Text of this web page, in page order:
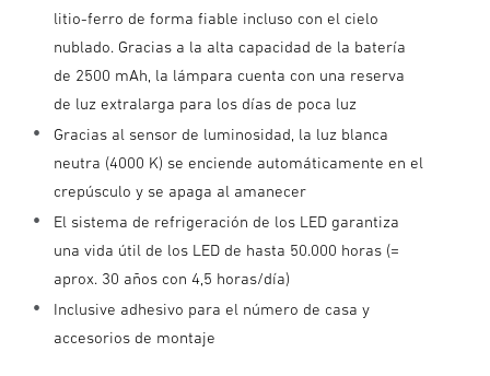
litio-ferro de forma fiable incluso con el cielo
nublado. Gracias a la alta capacidad de la batería
de 2500 mAh, la lámpara cuenta con una reserva
de luz extralarga para los días de poca luz
Gracias al sensor de luminosidad, la luz blanca
neutra (4000 K) se enciende automáticamente en el
crepúsculo y se apaga al amanecer
El sistema de refrigeración de los LED garantiza
una vida útil de los LED de hasta 50.000 horas (=
aprox. 30 años con 4,5 horas/día)
Inclusive adhesivo para el número de casa y
accesorios de montaje